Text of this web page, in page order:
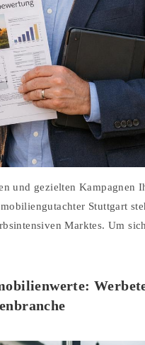
und gezielten Kampagnen
Stuttgart
Marktes. Um